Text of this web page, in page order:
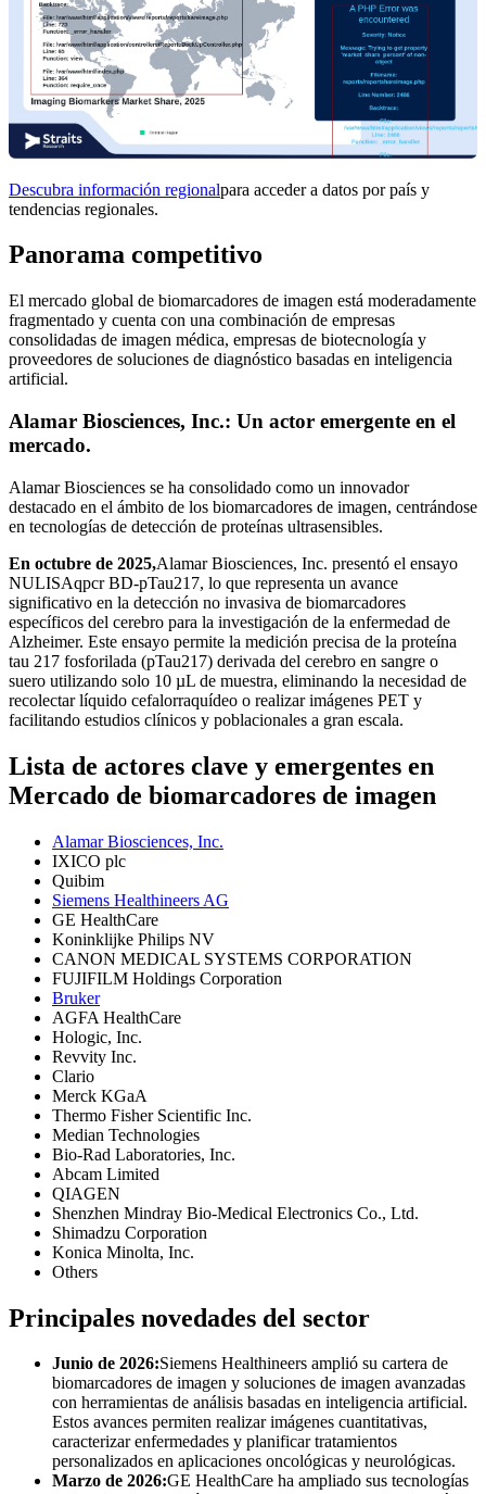
Descubra información regionalpara acceder a datos por país y
tendencias regionales.
Panorama competitivo
El mercado global de biomarcadores de imagen está moderadamente
fragmentado y cuenta con una combinación de empresas
consolidadas de imagen médica, empresas de biotecnología y
proveedores de soluciones de diagnóstico basadas en inteligencia
artificial.
Alamar Biosciences, Inc.: Un actor emergente en el
mercado.
Alamar Biosciences se ha consolidado como un innovador
destacado en el ámbito de los biomarcadores de imagen, centrándose
en tecnologías de detección de proteínas ultrasensibles.
En octubre de 2025,Alamar Biosciences, Inc. presentó el ensayo
NULISAqpcr BD-pTau217, lo que representa un avance
significativo en la detección no invasiva de biomarcadores
específicos del cerebro para la investigación de la enfermedad de
Alzheimer. Este ensayo permite la medición precisa de la proteína
tau 217 fosforilada (pTau217) derivada del cerebro en sangre o
suero utilizando solo 10 µL de muestra, eliminando la necesidad de
recolectar líquido cefalorraquídeo o realizar imágenes PET y
facilitando estudios clínicos y poblacionales a gran escala.
Lista de actores clave y emergentes en
Mercado de biomarcadores de imagen
Alamar Biosciences, Inc.
IXICO plc
Quibim
Siemens Healthineers AG
GE HealthCare
Koninklijke Philips NV
CANON MEDICAL SYSTEMS CORPORATION
FUJIFILM Holdings Corporation
Bruker
AGFA HealthCare
Hologic, Inc.
Revvity Inc.
Clario
Merck KGaA
Thermo Fisher Scientific Inc.
Median Technologies
Bio-Rad Laboratories, Inc.
Abcam Limited
QIAGEN
Shenzhen Mindray Bio-Medical Electronics Co., Ltd.
Shimadzu Corporation
Konica Minolta, Inc.
Others
Principales novedades del sector
Junio ​​de 2026:Siemens Healthineers amplió su cartera de
biomarcadores de imagen y soluciones de imagen avanzadas
con herramientas de análisis basadas en inteligencia artificial.
Estos avances permiten realizar imágenes cuantitativas,
caracterizar enfermedades y planificar tratamientos
personalizados en aplicaciones oncológicas y neurológicas.
Marzo de 2026:GE HealthCare ha ampliado sus tecnologías